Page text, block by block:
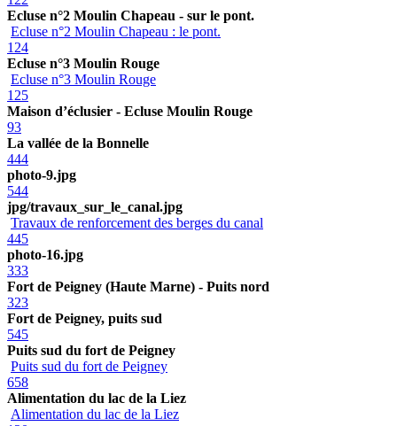
Ecluse n°2 Moulin Chapeau - sur le pont.
Ecluse n°2 Moulin Chapeau : le pont.
124
Ecluse n°3 Moulin Rouge
Ecluse n°3 Moulin Rouge
125
Maison d’éclusier - Ecluse Moulin Rouge
93
La vallée de la Bonnelle
444
photo-9.jpg
544
jpg/travaux_sur_le_canal.jpg
Travaux de renforcement des berges du canal
445
photo-16.jpg
333
Fort de Peigney (Haute Marne) - Puits nord
323
Fort de Peigney, puits sud
545
Puits sud du fort de Peigney
Puits sud du fort de Peigney
658
Alimentation du lac de la Liez
Alimentation du lac de la Liez